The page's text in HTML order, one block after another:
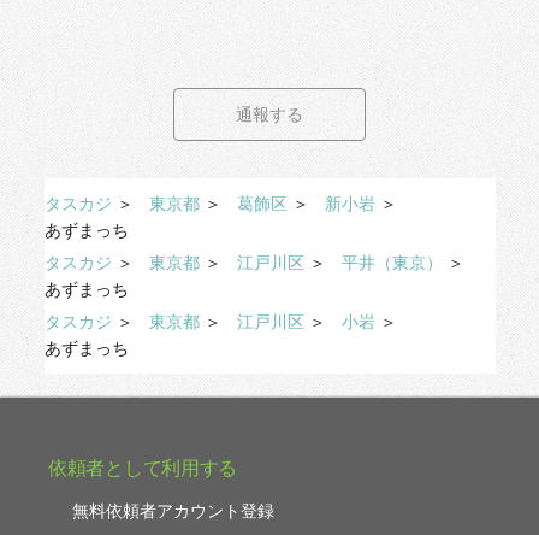
通報する
タスカジ ＞ 東京都 ＞ 葛飾区 ＞ 新小岩 ＞
あずまっち
タスカジ ＞ 東京都 ＞ 江戸川区 ＞ 平井（東京）
＞
あずまっち
タスカジ ＞ 東京都 ＞ 江戸川区 ＞ 小岩 ＞
あずまっち
依頼者として利用する
無料依頼者アカウント登録